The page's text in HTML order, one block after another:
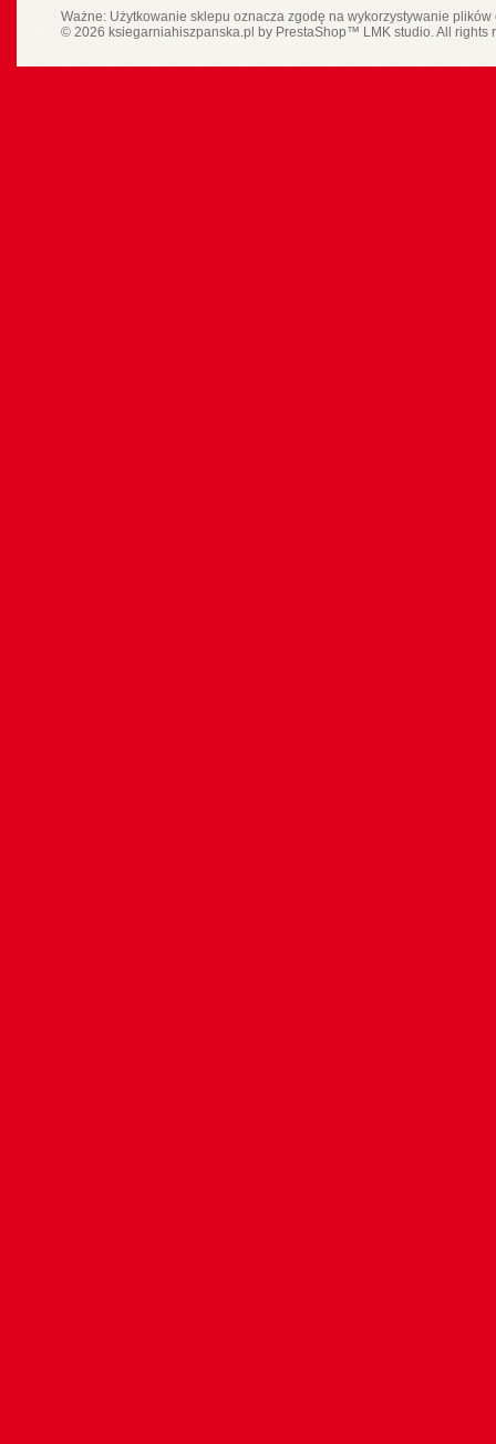
Ważne: Użytkowanie sklepu oznacza zgodę na wykorzystywanie
© 2026 ksiegarniahiszpanska.pl by PrestaShop™ LMK studio. All rights